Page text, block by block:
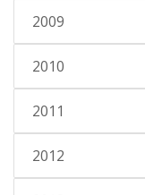
2009
2010
2011
2012